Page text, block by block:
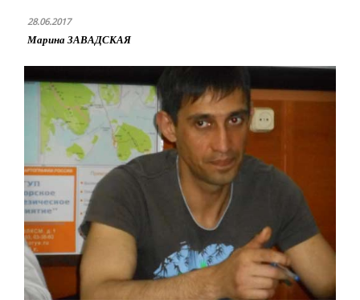
28.06.2017
Марина ЗАВАДСКАЯ